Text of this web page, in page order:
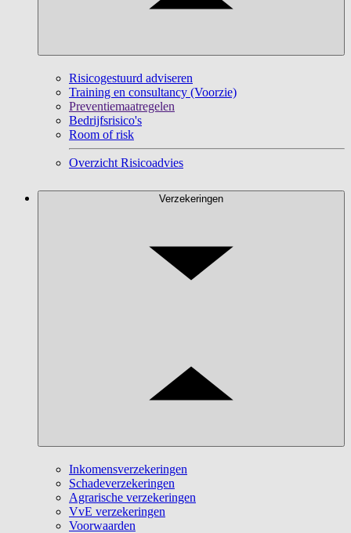
Risicogestuurd adviseren
Training en consultancy (Voorzie)
Preventiemaatregelen
Bedrijfsrisico's
Room of risk
Overzicht Risicoadvies
Verzekeringen
Inkomensverzekeringen
Schadeverzekeringen
Agrarische verzekeringen
VvE verzekeringen
Voorwaarden